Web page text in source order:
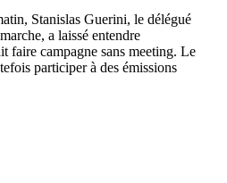
Stanislas Guerini, le délégué
a laissé entendre
faire campagne sans meeting. Le
participer à des émissions